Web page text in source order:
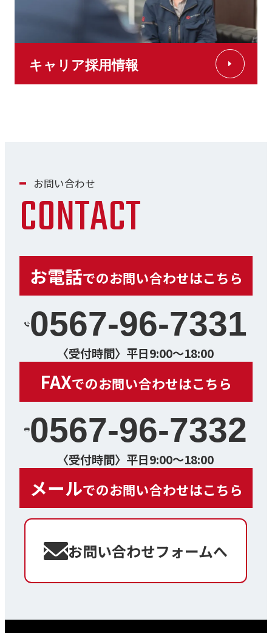
キャリア採用情報
お問い合わせ
CONTACT
お電話でのお問い合わせはこちら
0567-96-7331
〈受付時間〉平日9:00～18:00
FAXでのお問い合わせはこちら
0567-96-7332
〈受付時間〉平日9:00～18:00
メールでのお問い合わせはこちら
お問い合わせフォームへ